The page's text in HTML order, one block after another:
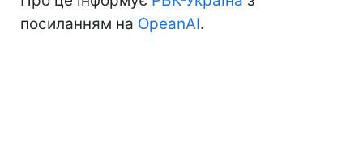
посиланням на OpeanAI.